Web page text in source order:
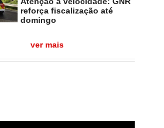
reforça fiscalização até
domingo
ver mais